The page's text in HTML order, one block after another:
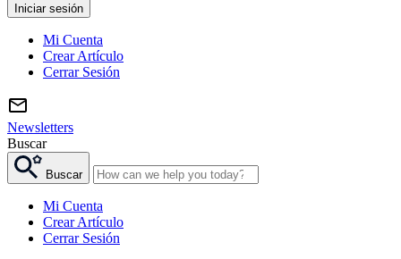
Iniciar sesión
Mi Cuenta
Crear Artículo
Cerrar Sesión
Newsletters
Buscar
Buscar
Mi Cuenta
Crear Artículo
Cerrar Sesión